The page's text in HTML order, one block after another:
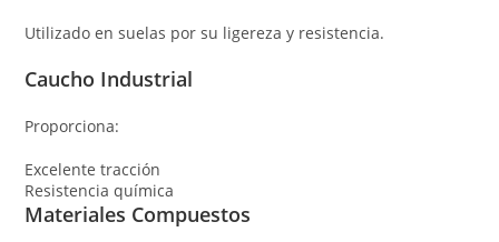
Utilizado en suelas por su ligereza y resistencia.
Caucho Industrial
Proporciona:
Excelente tracción
Resistencia química
Materiales Compuestos